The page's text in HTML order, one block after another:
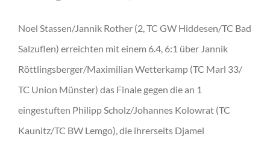
Noel Stassen/Jannik Rother (2, TC GW Hiddesen/TC Bad
Salzuflen) erreichten mit einem 6.4, 6:1 über Jannik
Röttlingsberger/Maximilian Wetterkamp (TC Marl 33/
TC Union Münster) das Finale gegen die an 1
eingestuften Philipp Scholz/Johannes Kolowrat (TC
Kaunitz/TC BW Lemgo), die ihrerseits Djamel